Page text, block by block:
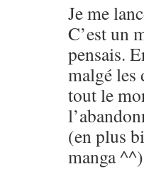
Je me
C’est un
pensais.
malgé les
tout le
(en plus
manga